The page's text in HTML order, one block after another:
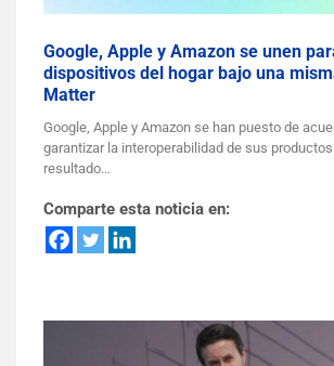
Google, Apple y Amazon se unen
dispositivos del hogar bajo una
Matter
Google, Apple y Amazon se han puesto de
garantizar la interoperabilidad de sus
resultado…
Comparte esta noticia en: